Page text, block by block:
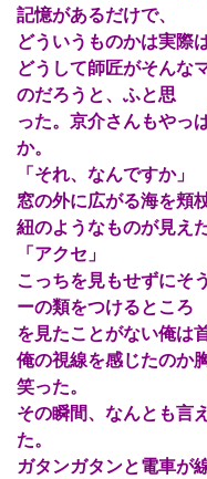
記憶があるだけで、
どういうものかは実際
どうして師匠がそんな
のだろうと、ふと思
った。京介さんもやっ
か。
「それ、なんですか」
窓の外に広がる海を頬
紐のようなものが見えた
「アクセ」
こっちを見もせずにそ
ーの類をつけるところ
を見たことがない俺は
俺の視線を感じたのか
笑った。
その瞬間、なんとも言
た。
ガタンガタンと電車が